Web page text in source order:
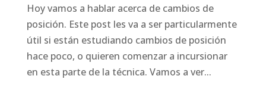
Hoy vamos a hablar acerca de cambios de
posición. Este post les va a ser particularmente
útil si están estudiando cambios de posición
hace poco, o quieren comenzar a incursionar
en esta parte de la técnica. Vamos a ver...